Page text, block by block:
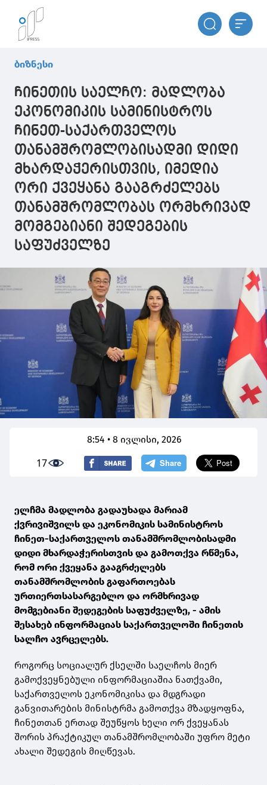
ბიზნესი
ჩინეთის საელჩო: მადლობა
ეკონომიკის სამინისტროს
ჩინეთ-საქართველოს
თანამშრომლობისადმი დიდი
მხარდაჭერისთვის, იმედია
ორი ქვეყანა გააგრძელებს
თანამშრომლობას ორმხრივად
მომგებიანი შედეგების
საფუძველზე
8:54 • 8 ივლისი, 2026
17
ელჩმა მადლობა გადაუხადა მარიამ
ქვრივიშვილს და ეკონომიკის სამინისტროს
ჩინეთ-საქართველოს თანამშრომლობისადმი
დიდი მხარდაჭერისთვის და გამოთქვა რწმენა,
რომ ორი ქვეყანა გააგრძელებს
თანამშრომლობის გაფართოებას
ურთიერთსასარგებლო და ორმხრივად
მომგებიანი შედეგების საფუძველზე, - ამის
შესახებ ინფორმაციას საქართველოში ჩინეთის
სალჩო ავრცელებს.
როგორც სოციალურ ქსელში საელჩოს მიერ
გამოქვეყნებული ინფორმაციაშია ნათქვამი,
საქართველოს ეკონომიკისა და მდგრადი
განვითარების მინისტრმა გამოთქვა მზადყოფნა,
ჩინეთთან ერთად შეუწყოს ხელი ორ ქვეყანას
შორის პრაქტიკულ თანამშრომლობაში უფრო მეტი
ახალი შედეგის მიღწევას.